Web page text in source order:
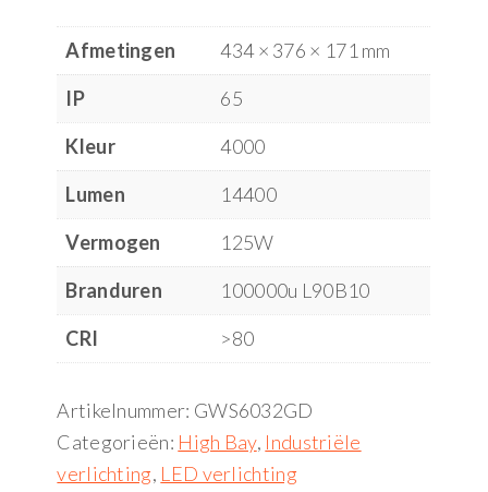
Afmetingen
434 × 376 × 171 mm
IP
65
Kleur
4000
Lumen
14400
Vermogen
125W
Branduren
100000u L90B10
CRI
>80
Artikelnummer: GWS6032GD
Categorieën: High Bay, Industriële
verlichting, LED verlichting